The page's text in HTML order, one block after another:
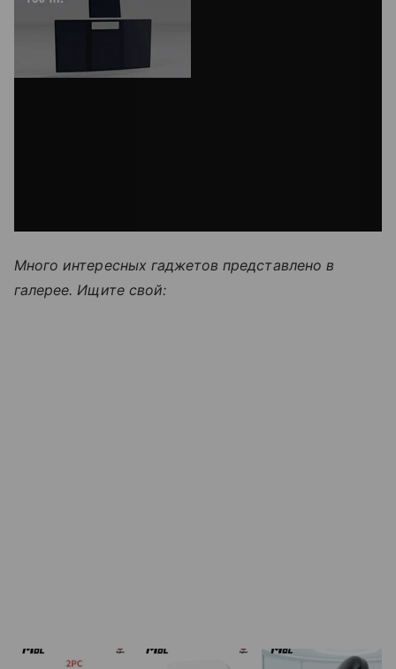
Много интересных гаджетов представлено в
галерее. Ищите свой: